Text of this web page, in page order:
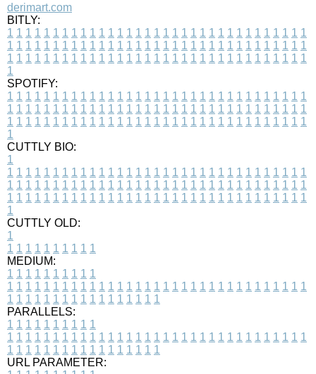
derimart.com
BITLY:
1 1 1 1 1 1 1 1 1 1 1 1 1 1 1 1 1 1 1 1 1 1 1 1 1 1 1 1 1 1 1 1 1
1 1 1 1 1 1 1 1 1 1 1 1 1 1 1 1 1 1 1 1 1 1 1 1 1 1 1 1 1 1 1 1 1
1 1 1 1 1 1 1 1 1 1 1 1 1 1 1 1 1 1 1 1 1 1 1 1 1 1 1 1 1 1 1 1 1
1
SPOTIFY:
1 1 1 1 1 1 1 1 1 1 1 1 1 1 1 1 1 1 1 1 1 1 1 1 1 1 1 1 1 1 1 1 1
1 1 1 1 1 1 1 1 1 1 1 1 1 1 1 1 1 1 1 1 1 1 1 1 1 1 1 1 1 1 1 1 1
1 1 1 1 1 1 1 1 1 1 1 1 1 1 1 1 1 1 1 1 1 1 1 1 1 1 1 1 1 1 1 1 1
1
CUTTLY BIO:
1
1 1 1 1 1 1 1 1 1 1 1 1 1 1 1 1 1 1 1 1 1 1 1 1 1 1 1 1 1 1 1 1 1
1 1 1 1 1 1 1 1 1 1 1 1 1 1 1 1 1 1 1 1 1 1 1 1 1 1 1 1 1 1 1 1 1
1 1 1 1 1 1 1 1 1 1 1 1 1 1 1 1 1 1 1 1 1 1 1 1 1 1 1 1 1 1 1 1 1
1
CUTTLY OLD:
1
1 1 1 1 1 1 1 1 1 1
MEDIUM:
1 1 1 1 1 1 1 1 1 1
1 1 1 1 1 1 1 1 1 1 1 1 1 1 1 1 1 1 1 1 1 1 1 1 1 1 1 1 1 1 1 1 1
1 1 1 1 1 1 1 1 1 1 1 1 1 1 1 1 1
PARALLELS:
1 1 1 1 1 1 1 1 1 1
1 1 1 1 1 1 1 1 1 1 1 1 1 1 1 1 1 1 1 1 1 1 1 1 1 1 1 1 1 1 1 1 1
1 1 1 1 1 1 1 1 1 1 1 1 1 1 1 1 1
URL PARAMETER: